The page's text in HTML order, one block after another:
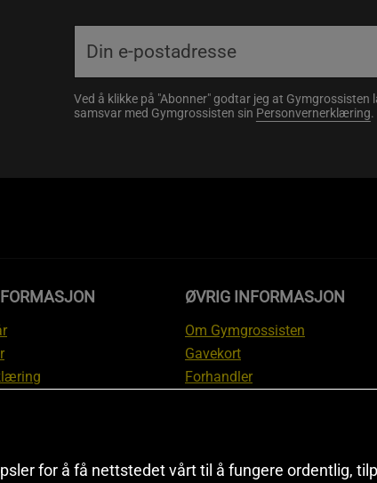
Ved å klikke på "Abonner" godtar jeg at Gymgrossisten
samsvar med Gymgrossisten sin Personvernerklæring.
angrerett og
ØVRIG INFORMASJON
Om Gymgrossisten
Gavekort
Forhandler
Sitemap
for å få nettstedet vårt til å fungere ordentlig,